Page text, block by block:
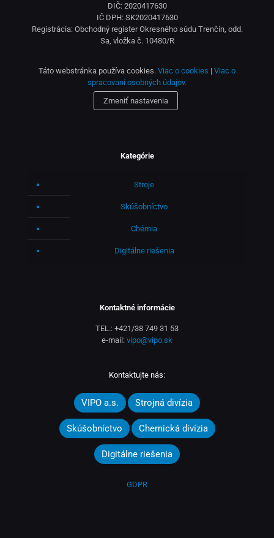
DIČ: 2020417630
IČ DPH: SK2020417630
Registrácia: Obchodný register Okresného súdu Trenčín, odd.
Sa, vložka č. 10480/R
Táto webstránka používa cookies. Viac o cookies | Viac o
spracovaní osobných údajov.
Zmeniť nastavenia
Kategórie
Stroje
Skúšobníctvo
Chémia
Digitálne riešenia
Kontaktné informácie
TEL.: +421/38 749 31 53
e-mail: vipo@vipo.sk
Kontaktujte nás:
VIPO a.s. Strojná divízia
Skúšobníctvo Chemická divízia
Digitálne riešenia
GDPR